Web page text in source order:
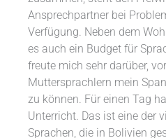
Ansprechpartner bei
Verfügung. Neben dem
es auch ein Budget für
freute mich sehr darüber,
Muttersprachlern mein
zu können. Für einen Tag
Unterricht. Das ist eine der
Sprachen, die in Bolivien